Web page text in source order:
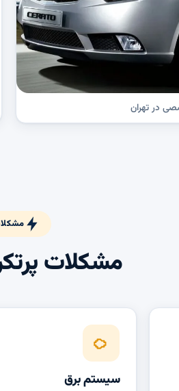
در تهران
مشکلات
سیستم برق